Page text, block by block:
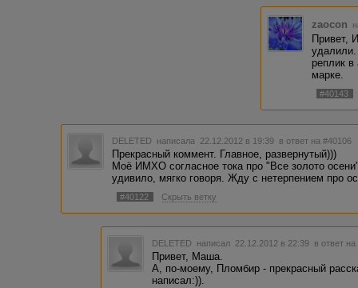
Автору, Ольге, я уже сказал, что он входит в мою
могла не поверить. Теперь вот по любому ей придется
Почему мне так сильно понравился этот рассказ? А бес
действительно очень классная, необычная, ироничная и
И нет ничего непонятного, совершенно. Как нет и тупо
прекрасный рассказ – тонкий, стильный, ироничный,
П.С. Думал в этом посте написать штук о 15 рассказах
закончим.
Продолжение следует.
zaocon
Привет,
реплик в
марке.
#40143
DELETED написала 22.12.2012 в 19:39 в ответ на #40106
Прекрасный коммент. Главное, развернутый)))
Моё ИМХО согласное тока про "Все золото
удивило, мягко говоря. Жду с нетерпением про
#40122 Скрыть ветку
DELETED написал 22.12.2012 в 22:39 в ответ
Привет, Маша.
А, по-моему, Пломбир - прекрасный
написал:)).